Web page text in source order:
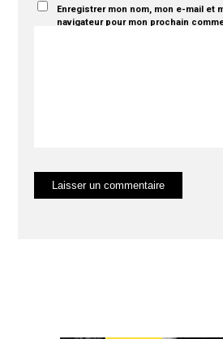
Enregistrer mon nom, mon e-mail et
navigateur pour mon prochain